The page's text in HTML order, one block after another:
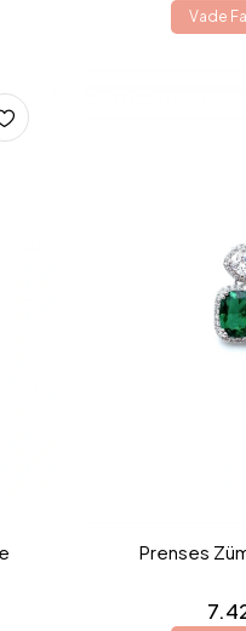
Vade
Prenses